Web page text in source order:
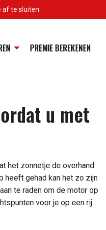
af te sluiten
PREMIE BEREKENEN
u met
het zonnetje de overhand
heeft gehad kan het zo zijn
te raden om de motor op
voor je op een rij